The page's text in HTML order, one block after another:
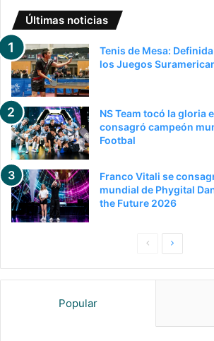
Últimas noticias
Tenis de Mesa:
los Juegos
NS Team tocó la gloria
consagró campeón
Footbal
Franco Vitali se
mundial de Phygital
the Future 2026
PaginaSiguiente
Popular